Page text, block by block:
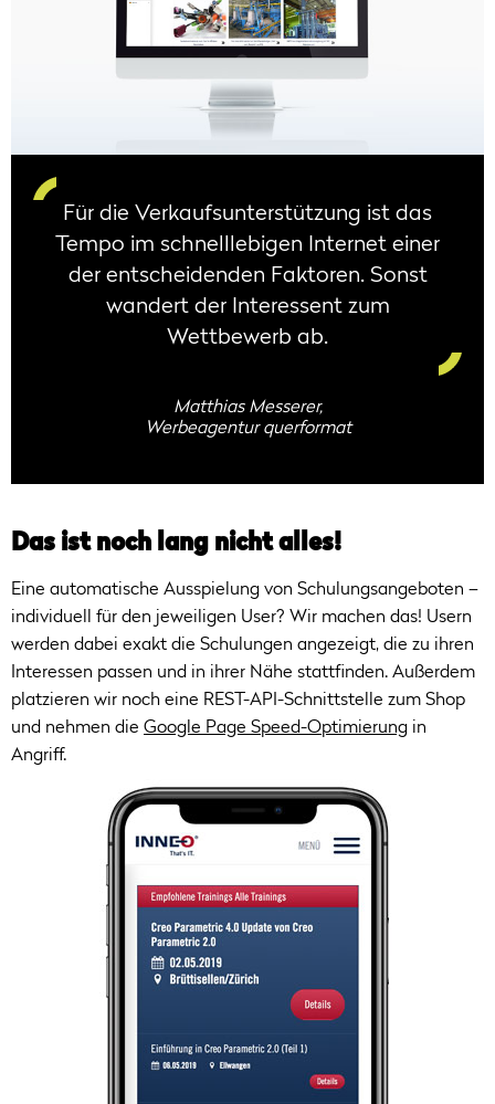
Für die Verkaufsunterstützung ist das
Tempo im schnelllebigen Internet einer
der entscheidenden Faktoren. Sonst
wandert der Interessent zum
Wettbewerb ab.
Matthias Messerer,
Werbeagentur querformat
Das ist noch lang nicht alles!
Eine automatische Ausspielung von Schulungsangeboten –
individuell für den jeweiligen User? Wir machen das! Usern
werden dabei exakt die Schulungen angezeigt, die zu ihren
Interessen passen und in ihrer Nähe stattfinden. Außerdem
platzieren wir noch eine REST-API-Schnittstelle zum Shop
und nehmen die Google Page Speed-Optimierung in
Angriff.